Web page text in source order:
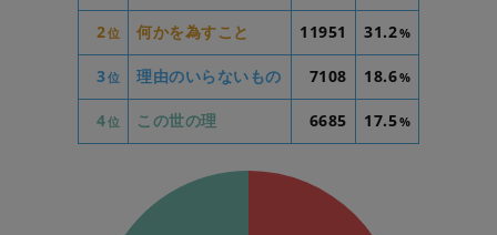
2位 何かを為すこと 11951 31.2%
3位 理由のいらないもの 7108 18.6%
4位 この世の理 6685 17.5%